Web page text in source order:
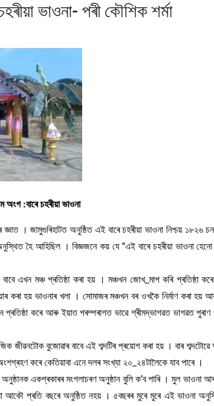
ভাওনা- পৰী কৌশিক শৰ্মা
:বাৰে চহৰীয়া ভাওনা
। জামুগুৰিহাটত অনুষ্ঠিত এই বাৰে চহৰীয়া ভাওনা নিশ্চয় ১৮২৬
হৈ আহিছিল । বিজ্ঞজনে কয় যে “এই বাৰে চহৰীয়া ভাওনা হেনো
এখন মঞ্চ প্ৰতিষ্ঠা কৰা হয় । মঞ্চখন জোখ_মাপ কৰি প্ৰতিষ্ঠা
কৰা হয় ভাওনাৰ খলা । সোমাজৰ মঞ্চখন বৰ ওখকৈ নিৰ্মাণ কৰা হয়
কৰে আৰু ইয়াত পৰম্পৰাগত ভাৱে শ্ৰীমদ্ভাগৱত ভাগৱত পুৰাণ
জীৱনটোক বুজোৱাৰ বাবে এই শব্দটিৰ প্ৰয়োগ কৰা হয় । বাৰ
কৰে কেতিয়াবা এনে দলৰ সংখ্যা ২০_২৪টালৈকে যাব পাৰে ।
অনুষ্ঠানক একপ্ৰকাৰৰ মংগলাচৰণ অনুষ্ঠান বুলি ক’ব পাৰি । মুল ভাওনা
আকৌ প্ৰতি বছৰে অনুষ্ঠিত নহয় । ৫বছৰৰ মুৰে মুৰে এই ভাওনা